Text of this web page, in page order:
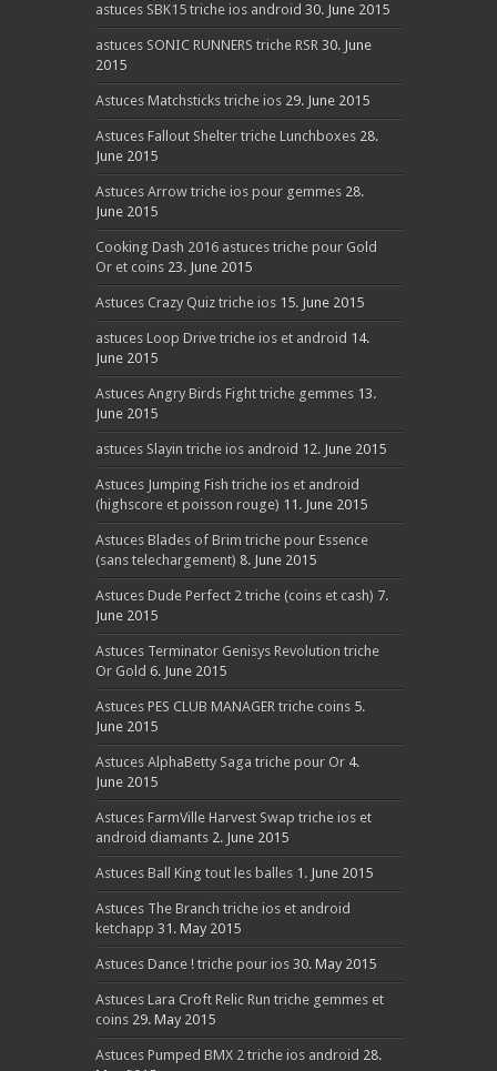
astuces SBK15 triche ios android 30. June 2015
astuces SONIC RUNNERS triche RSR 30. June
2015
Astuces Matchsticks triche ios 29. June 2015
Astuces Fallout Shelter triche Lunchboxes 28.
June 2015
Astuces Arrow triche ios pour gemmes 28.
June 2015
Cooking Dash 2016 astuces triche pour Gold
Or et coins 23. June 2015
Astuces Crazy Quiz triche ios 15. June 2015
astuces Loop Drive triche ios et android 14.
June 2015
Astuces Angry Birds Fight triche gemmes 13.
June 2015
astuces Slayin triche ios android 12. June 2015
Astuces Jumping Fish triche ios et android
(highscore et poisson rouge) 11. June 2015
Astuces Blades of Brim triche pour Essence
(sans telechargement) 8. June 2015
Astuces Dude Perfect 2 triche (coins et cash) 7.
June 2015
Astuces Terminator Genisys Revolution triche
Or Gold 6. June 2015
Astuces PES CLUB MANAGER triche coins 5.
June 2015
Astuces AlphaBetty Saga triche pour Or 4.
June 2015
Astuces FarmVille Harvest Swap triche ios et
android diamants 2. June 2015
Astuces Ball King tout les balles 1. June 2015
Astuces The Branch triche ios et android
ketchapp 31. May 2015
Astuces Dance ! triche pour ios 30. May 2015
Astuces Lara Croft Relic Run triche gemmes et
coins 29. May 2015
Astuces Pumped BMX 2 triche ios android 28.